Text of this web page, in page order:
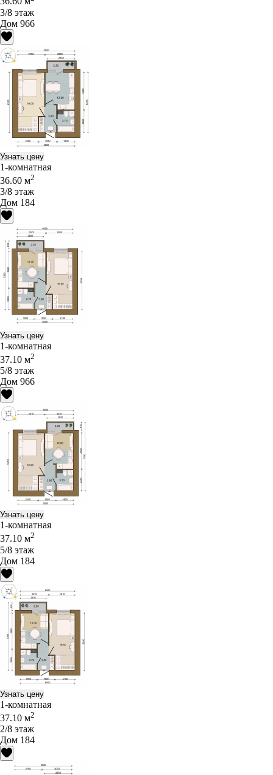
3/8 этаж
Дом 966
Узнать цену
1-комнатная
36.60 м2
3/8 этаж
Дом 184
Узнать цену
1-комнатная
37.10 м2
5/8 этаж
Дом 966
Узнать цену
1-комнатная
37.10 м2
5/8 этаж
Дом 184
Узнать цену
1-комнатная
37.10 м2
2/8 этаж
Дом 184